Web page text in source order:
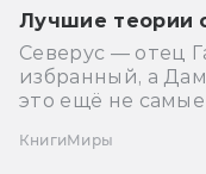
Лучшие теории
Северус — отец
избранный, а
это ещё не
КнигиМиры